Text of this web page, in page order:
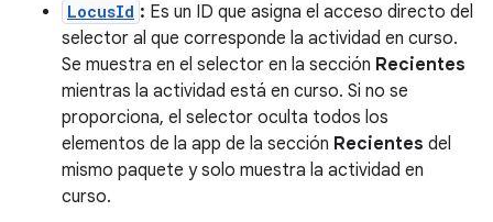
LocusId : Es un ID que asigna el acceso directo del
selector al que corresponde la actividad en curso.
Se muestra en el selector en la sección Recientes
mientras la actividad está en curso. Si no se
proporciona, el selector oculta todos los
elementos de la app de la sección Recientes del
mismo paquete y solo muestra la actividad en
curso.